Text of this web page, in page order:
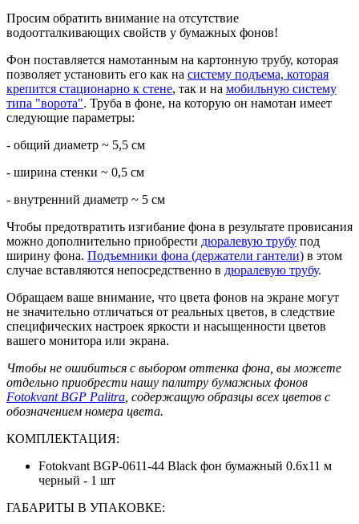
Просим обратить внимание на отсутствие
водоотталкивающих свойств у бумажных фонов!
Фон поставляется намотанным на картонную трубу, которая
позволяет установить его как на систему подъема, которая
крепится стационарно к стене, так и на мобильную систему
типа "ворота". Труба в фоне, на которую он намотан имеет
следующие параметры:
- общий диаметр ~ 5,5 см
- ширина стенки ~ 0,5 см
- внутренний диаметр ~ 5 см
Чтобы предотвратить изгибание фона в результате провисания
можно дополнительно приобрести дюралевую трубу под
ширину фона. Подъемники фона (держатели гантели) в этом
случае вставляются непосредственно в дюралевую трубу.
Обращаем ваше внимание, что цвета фонов на экране могут
не значительно отличаться от реальных цветов, в следствие
специфических настроек яркости и насыщенности цветов
вашего монитора или экрана.
Чтобы не ошибиться с выбором оттенка фона, вы можете
отдельно приобрести нашу палитру бумажных фонов
Fotokvant BGP Palitra , содержащую образцы всех цветов с
обозначением номера цвета.
КОМПЛЕКТАЦИЯ:
Fotokvant BGP-0611-44 Black фон бумажный 0.6х11 м
черный - 1 шт
ГАБАРИТЫ В УПАКОВКЕ: